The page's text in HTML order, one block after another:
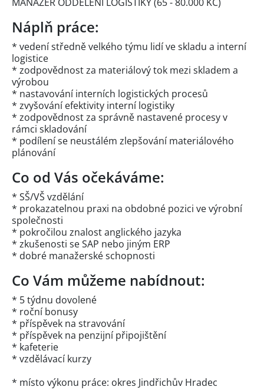
Náplň práce:
* vedení středně velkého týmu lidí ve skladu a interní
logistice
* zodpovědnost za materiálový tok mezi skladem a
výrobou
* nastavování interních logistických procesů
* zvyšování efektivity interní logistiky
* zodpovědnost za správně nastavené procesy v
rámci skladování
* podílení se neustálém zlepšování materiálového
plánování
Co od Vás očekáváme:
* SŠ/VŠ vzdělání
* prokazatelnou praxi na obdobné pozici ve výrobní
společnosti
* pokročilou znalost anglického jazyka
* zkušenosti se SAP nebo jiným ERP
* dobré manažerské schopnosti
Co Vám můžeme nabídnout:
* 5 týdnu dovolené
* roční bonusy
* příspěvek na stravování
* příspěvek na penzijní připojištění
* kafeterie
* vzdělávací kurzy
* místo výkonu práce: okres Jindřichův Hradec